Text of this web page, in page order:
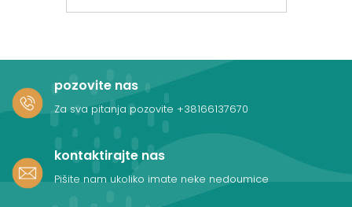
pozovite nas
Za sva pitanja pozovite +38166137670
kontaktirajte nas
Pišite nam ukoliko imate neke nedoumice